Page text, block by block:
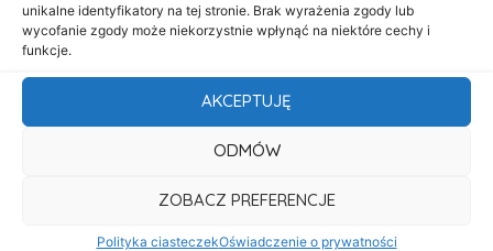
unikalne identyfikatory na tej stronie. Brak wyrażenia zgody lub
wycofanie zgody może niekorzystnie wpłynąć na niektóre cechy i
funkcje.
AKCEPTUJĘ
ODMÓW
ZOBACZ PREFERENCJE
Polityka ciasteczekOświadczenie o prywatności